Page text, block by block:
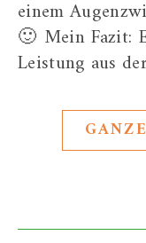
einem
🙂 Mein Fazit:
Leistung aus